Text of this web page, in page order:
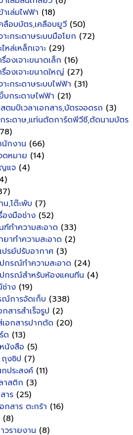
าเล่มไฟฟ้า (18)
ลือบบัตร,เคลือบยูวี (50)
าะกระดาษระบบมือโยก (72)
ไหล่เหล็กเจาะ (29)
รื่องเจาะขนาดเล็ก (16)
รื่องเจาะขนาดใหญ่ (27)
าะกระดาษระบบไฟฟ้า (31)
บกระดาษไฟฟ้า (21)
ตมป์เวลาเอกสาร,บัตรจอดรถ (3)
ระดาษ,แท่นตัดการ์ดพีวีซี,ตัดนามบัตร
นักงาน (66)
หมาย (14)
แจ (4)
น,โต๊ะพับ (7)
องมือช่าง (52)
ทำความสะอาด (33)
ยาทำความสะอาด (2)
ปรย์ปรับอากาศ (3)
กรณ์ทำความสะอาด (24)
กรณ์สำหรับห้องแคนทีน (4)
าง (19)
การจัดเก็บ (338)
สารสำเร็จรูป (2)
เอกสารปากตัด (20)
ด (13)
นังสือ (5)
งซิป (7)
ประสงค์ (11)
าสติก (3)
าร (25)
กสาร ตะกร้า (16)
(8)
วรายงาน (8)